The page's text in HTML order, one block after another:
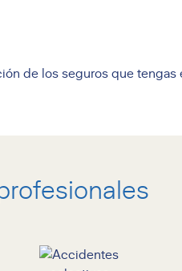
de los seguros que tengas